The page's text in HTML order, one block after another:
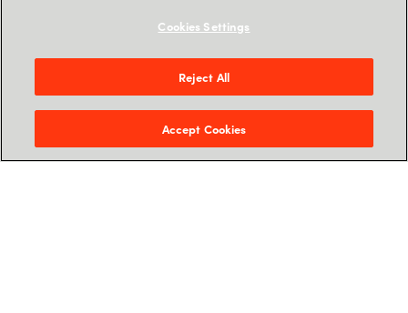
Amplifier la créativité
Cookies Settings
Reject All
Accept Cookies